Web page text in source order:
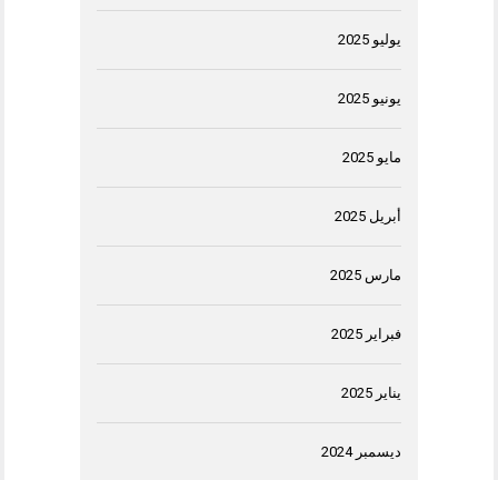
يوليو 2025
يونيو 2025
مايو 2025
أبريل 2025
مارس 2025
فبراير 2025
يناير 2025
ديسمبر 2024